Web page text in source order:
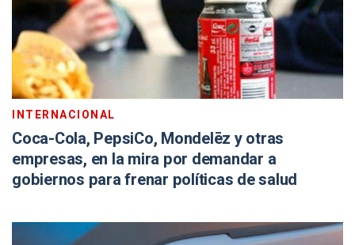
INTERNACIONAL
Coca-Cola, PepsiCo, Mondelēz y otras
empresas, en la mira por demandar a
gobiernos para frenar políticas de salud